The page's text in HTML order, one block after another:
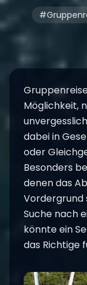
Möglichkeit,
dabei in
oder
Besonders
denen das
Vordergrund
Suche nach
könnte ein
das Richtige